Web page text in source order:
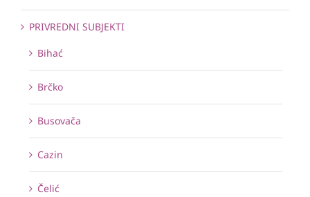
PRIVREDNI SUBJEKTI
Bihać
Brčko
Busovača
Cazin
Čelić